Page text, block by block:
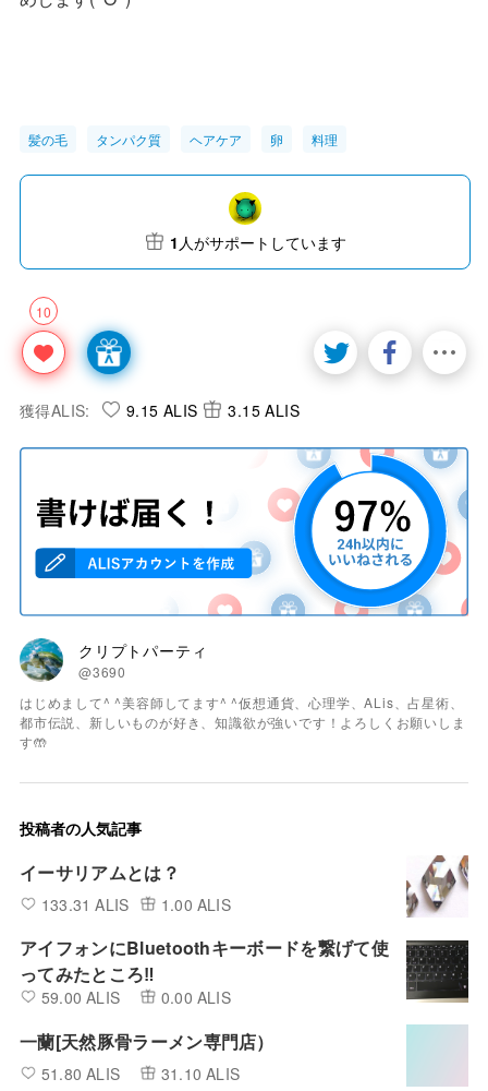
髪の毛 タンパク質 ヘアケア 卵 料理
10
1 人がサポートしています
獲得ALIS: 9.15 ALIS 3.15 ALIS
クリプトパーティ
@3690
はじめまして^ ^美容師してます^ ^仮想通貨、心理学、ALis、占星術、
都市伝説、新しいものが好き、知識欲が強いです！よろしくお願いしま
す🤲
投稿者の人気記事
イーサリアムとは？
133.31 ALIS 1.00 ALIS
アイフォンにBluetoothキーボードを繋げて使
ってみたところ‼︎
59.00 ALIS 0.00 ALIS
一蘭[天然豚骨ラーメン専門店）
51.80 ALIS 31.10 ALIS